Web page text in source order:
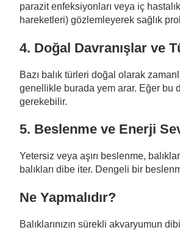
parazit enfeksiyonları veya iç
hareketleri) gözlemleyerek sağlık
4. Doğal Davranışlar ve
Bazı balık türleri doğal olarak
genellikle burada yem arar. Eğer bu
gerekebilir.
5. Beslenme ve Enerji
Yetersiz veya aşırı beslenme,
balıkları dibe iter. Dengeli bir
Ne Yapmalıdır?
Balıklarınızın sürekli akvaryumun